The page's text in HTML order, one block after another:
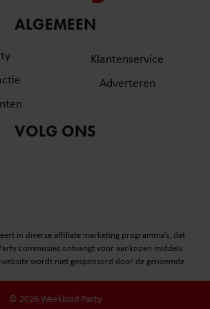
ALGEMEEN
Klantenservice
Adverteren
VOLG ONS
in diverse affiliate marketing programma’s, dat
commissies ontvangt voor aankopen middels
wordt niet gesponsord door de genoemde
© 2026 Weekblad Party